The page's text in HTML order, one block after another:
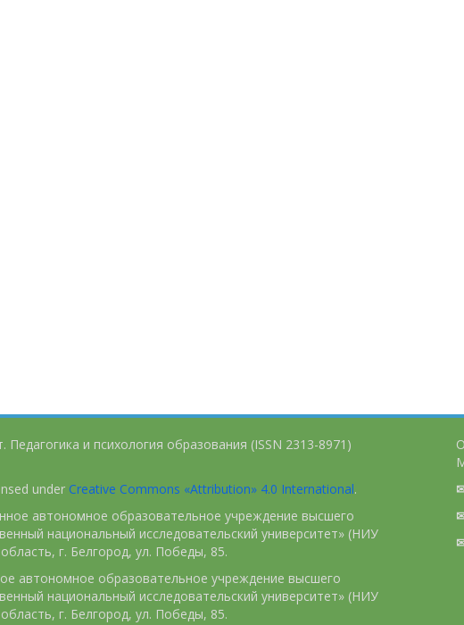
и психология образования (ISSN 2313-8971)
under Creative Commons «Attribution» 4.0 International.
автономное образовательное учреждение высшего
национальный исследовательский университет» (НИУ
г. Белгород, ул. Победы, 85.
автономное образовательное учреждение высшего
национальный исследовательский университет» (НИУ
г. Белгород, ул. Победы, 85.